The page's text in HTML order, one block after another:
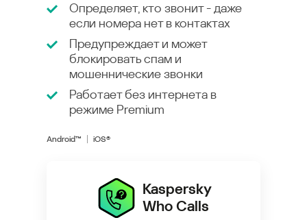
Определяет, кто звонит - даже
если номера нет в контактах
Предупреждает и может
блокировать спам и
мошеннические звонки
Работает без интернета в
режиме Premium
Android™ iOS®
Kaspersky
Who Calls